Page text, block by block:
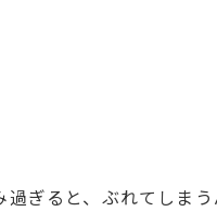
ると、ぶれてしまう